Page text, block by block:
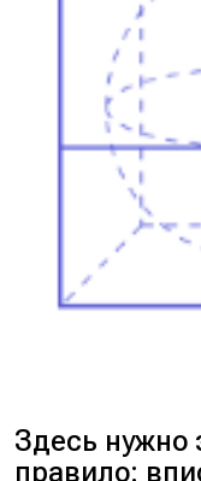
Здесь нужно
правило: